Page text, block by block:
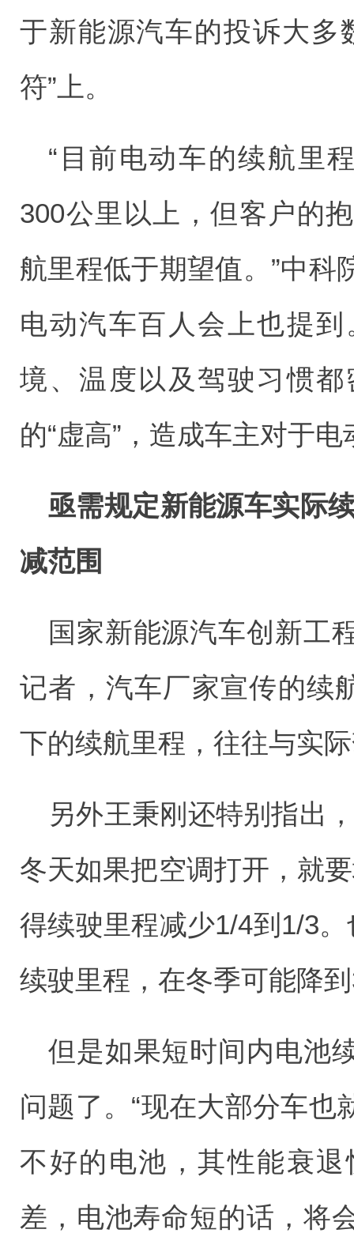
于新能源汽车的投诉大多
符”上。
“目前电动车的续航里
300公里以上，但客户的
航里程低于期望值。”中科
电动汽车百人会上也提
境、温度以及驾驶习惯
的“虚高”，造成车主对于
亟需规定新能源车实际
减范围
国家新能源汽车创新工
记者，汽车厂家宣传的续
下的续航里程，往往与实
另外王秉刚还特别指出
冬天如果把空调打开，就
得续驶里程减少1/4到1/3
续驶里程，在冬季可能降
但是如果短时间内电池
问题了。“现在大部分车也
不好的电池，其性能衰
差，电池寿命短的话，将